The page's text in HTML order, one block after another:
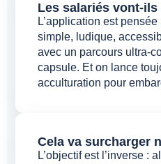
Les salariés vont-ils
L’application est
simple, ludique,
avec un parcours ultra-
capsule. Et on lance
acculturation pour
Cela va surcharger
L’objectif est l’inverse :